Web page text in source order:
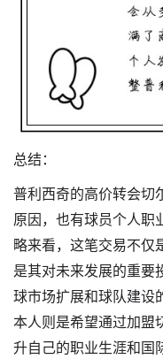
总结：
普利西奇的高价转会切
原因，也有球员个人职
略来看，这笔交易不仅
是其对未来发展的重要
球市场扩展和球队建设
本人则是希望通过加盟
升自己的职业生涯和国